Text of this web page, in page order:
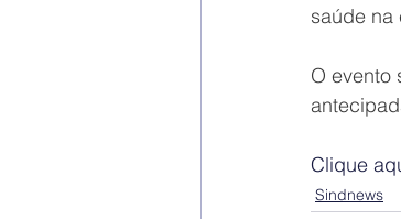
saúde na
O evento
Clique
Sindnews